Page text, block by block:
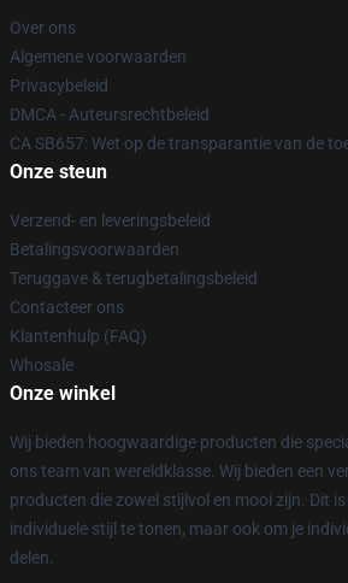
Over ons
Algemene voorwaarden
Privacybeleid
DMCA - Auteursrechtbeleid
CA SB657: Wet op de transparantie van de
Onze steun
Verzend- en leveringsbeleid
Betalingsvoorwaarden
Teruggave & terugbetalingsbeleid
Contacteer ons
Klantenhulp (FAQ)
Whosale
Onze winkel
Wij bieden hoogwaardige producten die
ons team van wereldklasse. Wij bieden een
producten die zowel stijlvol en mooi zijn. Dit
individuele stijl te tonen, maar ook om je
delen.